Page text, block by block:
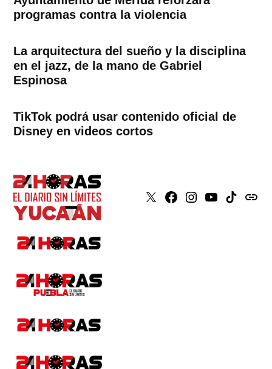
programas contra la violencia
La arquitectura del sueño y la disciplina
en el jazz, de la mano de Gabriel
Espinosa
TikTok podrá usar contenido oficial de
Disney en videos cortos
X Faceboook
Instagram
YoutubeTiktokissuu